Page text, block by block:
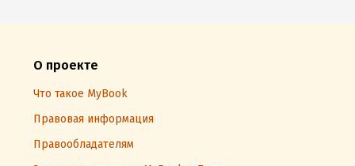
О проекте
Что такое MyBook
Правовая информация
Правообладателям